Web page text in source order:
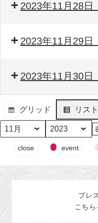
2023年11月28日
2023年11月29日
2023年11月30日
グリッド
表
示
リスト
表
示
月
年
ン
ト
の
カ
close event
プレ
こち